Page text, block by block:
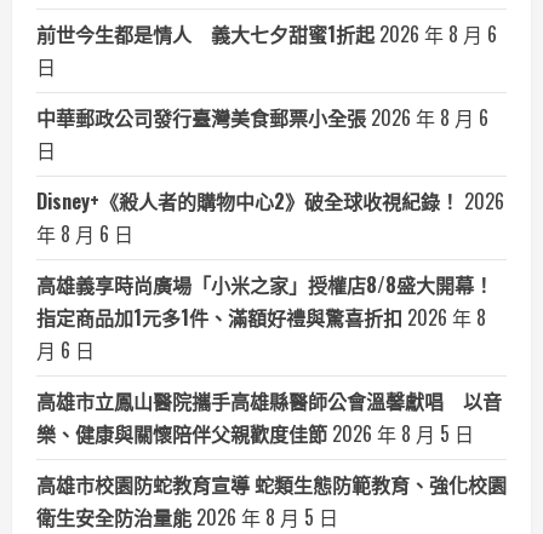
前世今生都是情人 義大七夕甜蜜1折起 2026 年 8 月 6
日
中華郵政公司發行臺灣美食郵票小全張 2026 年 8 月 6
日
Disney+《殺人者的購物中心2》破全球收視紀錄！ 2026
年 8 月 6 日
高雄義享時尚廣場「小米之家」授權店8/8盛大開幕！
指定商品加1元多1件、滿額好禮與驚喜折扣 2026 年 8
月 6 日
高雄市立鳳山醫院攜手高雄縣醫師公會溫馨獻唱 以音
樂、健康與關懷陪伴父親歡度佳節 2026 年 8 月 5 日
高雄市校園防蛇教育宣導 蛇類生態防範教育、強化校園
衛生安全防治量能 2026 年 8 月 5 日